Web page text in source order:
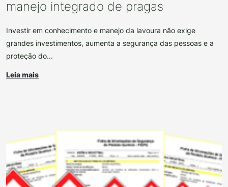
manejo integrado de pragas
Investir em conhecimento e manejo da lavoura não exige
grandes investimentos, aumenta a segurança das pessoas e a
proteção do...
Leia mais